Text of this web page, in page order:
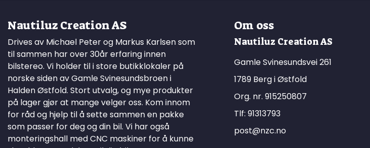
Nautiluz Creation AS
Drives av Michael Peter og Markus Karlsen som
til sammen har over 30år erfaring innen
bilstereo. Vi holder til i store butikklokaler på
norske siden av Gamle Svinesundsbroen i
Halden Østfold. Stort utvalg, og mye produkter
på lager gjør at mange velger oss. Kom innom
for råd og hjelp til å sette sammen en pakke
som passer for deg og din bil. Vi har også
monteringshall med CNC maskiner for å kunne
Om oss
Nautiluz Creation AS
Gamle Svinesundsvei 261
1789 Berg i Østfold
Org. nr. 915250807
Tlf: 91313793
post@nzc.no